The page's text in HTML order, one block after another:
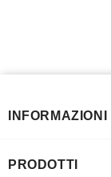
INFORMAZIONI
PRODOTTI